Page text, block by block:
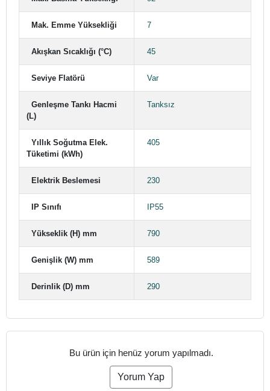
Mak. Emme Yüksekliği 7
Akışkan Sıcaklığı (°C) 45
Seviye Flatörü Var
Genleşme Tankı Hacmi
(L)
Tanksız
Yıllık Soğutma Elek.
Tüketimi (kWh)
405
Elektrik Beslemesi 230
IP Sınıfı IP55
Yükseklik (H) mm 790
Genişlik (W) mm 589
Derinlik (D) mm 290
Bu ürün için henüz yorum yapılmadı.
Yorum Yap